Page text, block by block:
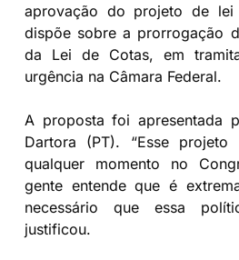
aprovação do projeto de
dispõe sobre a prorrogação
da Lei de Cotas, em
urgência na Câmara Federal.
A proposta foi apresentada
Dartora (PT). “Esse
qualquer momento no
gente entende que é
necessário que essa
justificou.